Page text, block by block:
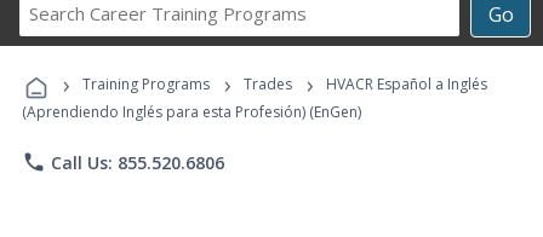
Go
Career
Programs
› Training Programs › Trades ›
HVACR Español a Inglés
(Aprendiendo Inglés para esta Profesión) (EnGen)
phone Call Us: 855.520.6806